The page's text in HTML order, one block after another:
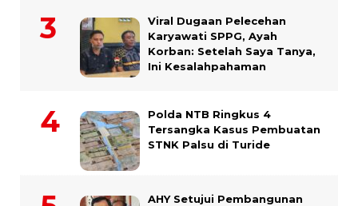
Viral Dugaan Pelecehan
Karyawati SPPG, Ayah
Korban: Setelah Saya Tanya,
Ini Kesalahpahaman
Polda NTB Ringkus 4
Tersangka Kasus Pembuatan
STNK Palsu di Turide
AHY Setujui Pembangunan